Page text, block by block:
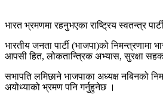
भारत भ्रमणमा रहनुभएका राष्ट्रिय स्वतन्त्र
भारतीय जनता पार्टी (भाजपा)को निमन्त्रणामा
आपसी हित, लोकतान्त्रिक अभ्यास, सुरक्षा
सभापति लमिछाने भाजपाका अध्यक्ष नबिनको
अयोध्याको भ्रमण पनि गर्नुहुनेछ ।